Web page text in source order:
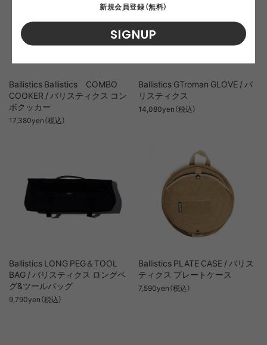
Ballistics Ballistics COMBO
COOKER / バリスティクス コン
ボクッカー
17,380yen（税込）
Ballistics GTroman GLOVE / バ
リスティクス
14,080yen（税込）
Ballistics LONG PEG＆TOOL
BAG / バリスティクス ロングペ
グ&ツールバッグ
9,790yen（税込）
Ballistics PLATE CASE / バリス
ティクス プレートケース
7,590yen（税込）
新規会員登録（無料）
SIGNUP